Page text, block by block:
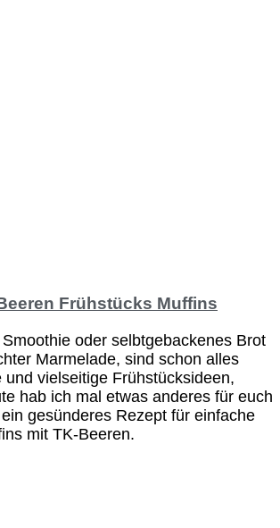
Frühstücks Muffins
oder selbtgebackenes Brot
Marmelade, sind schon alles
und vielseitige Frühstücksideen,
hab ich mal etwas anderes für euch
gesünderes Rezept für einfache
mit TK-Beeren.